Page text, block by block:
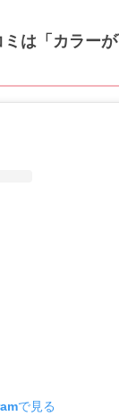
は「カラー
で見る